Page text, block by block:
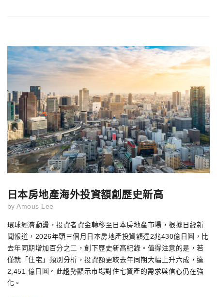
日本房地產海外投資額創歷史新高
by Amous Lee
環球經濟動盪，投資者資金轉移至日本房地產市場，根據日經新
聞報道，2026年頭三個月日本房地產投資額達2兆430億日圓，比
去年同期增加百分之二，創下歷史新高紀錄。值得注意的是，若
僅就「住宅」類別分析，投資額更較去年同期大幅上升六成，達
2,451 億日圓。此趨勢顯示市場對住宅資產的需求與信心仍在強
化。